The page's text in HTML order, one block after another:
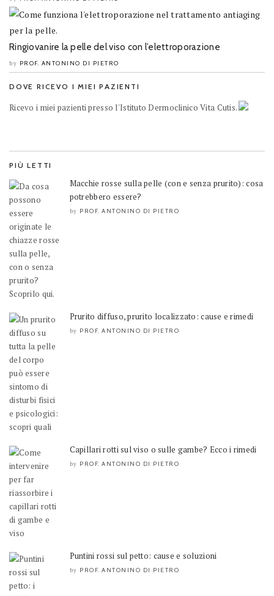
Ringiovanire la pelle del viso con l’elettroporazione
by PROF. ANTONINO DI PIETRO
DOVE RICEVO I MIEI PAZIENTI
Ricevo i miei pazienti presso l'Istituto Dermoclinico Vita Cutis.
PIÙ LETTI
Macchie rosse sulla pelle (con e senza prurito): cosa
potrebbero essere?
by PROF. ANTONINO DI PIETRO
Prurito diffuso, prurito localizzato: cause e rimedi
by PROF. ANTONINO DI PIETRO
Capillari rotti sul viso o sulle gambe? Ecco i rimedi
by PROF. ANTONINO DI PIETRO
Puntini rossi sul petto: cause e soluzioni
by PROF. ANTONINO DI PIETRO